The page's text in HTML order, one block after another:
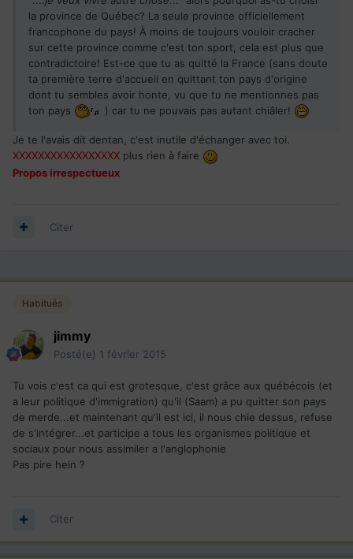
la province de Québec? La seule province officiellement
francophone du pays! À moins de toujours vouloir cracher
sur cette province comme c'est ton sport, cela est plus que
contradictoire! Est-ce que tu as quitté la France (sans doute
ta première terre d'accueil en quittant ton pays d'origine
dont tu sembles avoir honte, vu que tu ne mentionnes pas
ton pays
) car tu ne pouvais pas autant chiâler!
Je te l'avais dit dentan, c'est inutile d'échanger avec toi.
XXXXXXXXXXXXXXXXX plus rien à faire
Propos irrespectueux
Citer
Habitués
jimmy
Posté(e) 1 février 2015
Tu vois c'est ca qui est grotesque, c'est grâce aux québécois (et
a leur politique d'immigration) qu'il (Saam) a pu quitter son pays
de merde...et maintenant qu'il est ici, il nous chie dessus, refuse
de s'intégrer...et participe a tous les organismes politique et
sociaux pour nous assimiler a l'anglophonie
Pas pire hein ?
Citer